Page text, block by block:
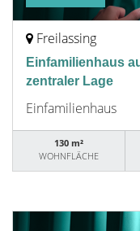
Freilassing
Einfamilienhaus
zentraler Lage
Einfamilienhaus
130 m²
WOHNFLÄCHE